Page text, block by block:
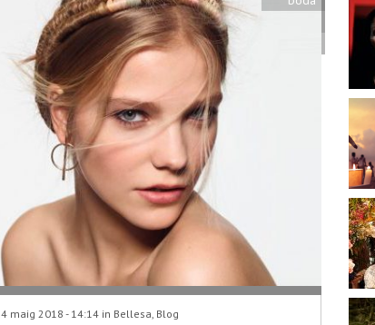
maig 2018 - 14:14 in Bellesa, Blog